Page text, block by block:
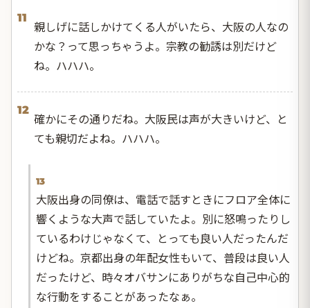
11
親しげに話しかけてくる人がいたら、大阪の人なの
かな？って思っちゃうよ。宗教の勧誘は別だけど
ね。ハハハ。
12
確かにその通りだね。大阪民は声が大きいけど、と
ても親切だよね。ハハハ。
13
大阪出身の同僚は、電話で話すときにフロア全体に
響くような大声で話していたよ。別に怒鳴ったりし
ているわけじゃなくて、とっても良い人だったんだ
けどね。京都出身の年配女性もいて、普段は良い人
だったけど、時々オバサンにありがちな自己中心的
な行動をすることがあったなぁ。